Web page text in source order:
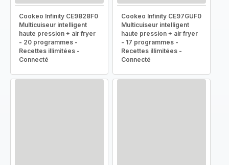
Cookeo Infinity CE9828F0
Multicuiseur intelligent
haute pression + air fryer
- 20 programmes -
Recettes illimitées -
Connecté
Cookeo Infinity CE97GUF0
Multicuiseur intelligent
haute pression + air fryer
- 17 programmes -
Recettes illimitées -
Connecté